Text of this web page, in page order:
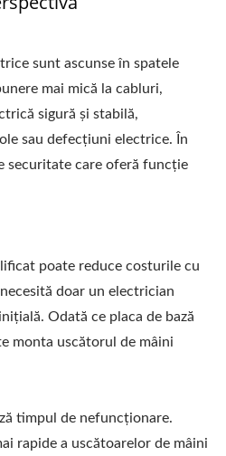
sunt ascunse în spatele
mai mică la cabluri,
sigură și stabilă,
sau defecțiuni electrice. În
securitate care oferă funcție
poate reduce costurile cu
doar un electrician
Odată ce placa de bază
monta uscătorul de mâini
timpul de nefuncționare.
rapide a uscătoarelor de mâini